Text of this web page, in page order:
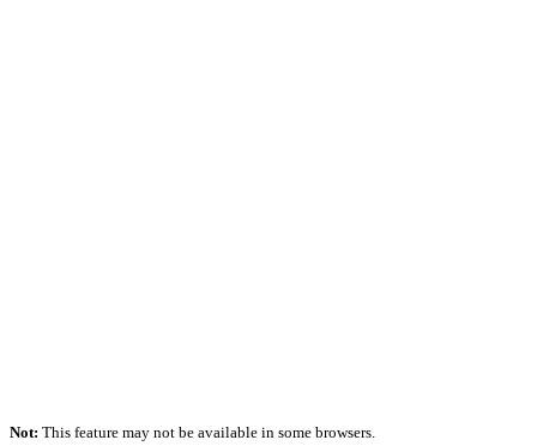
Not: This feature may not be available in some browsers.